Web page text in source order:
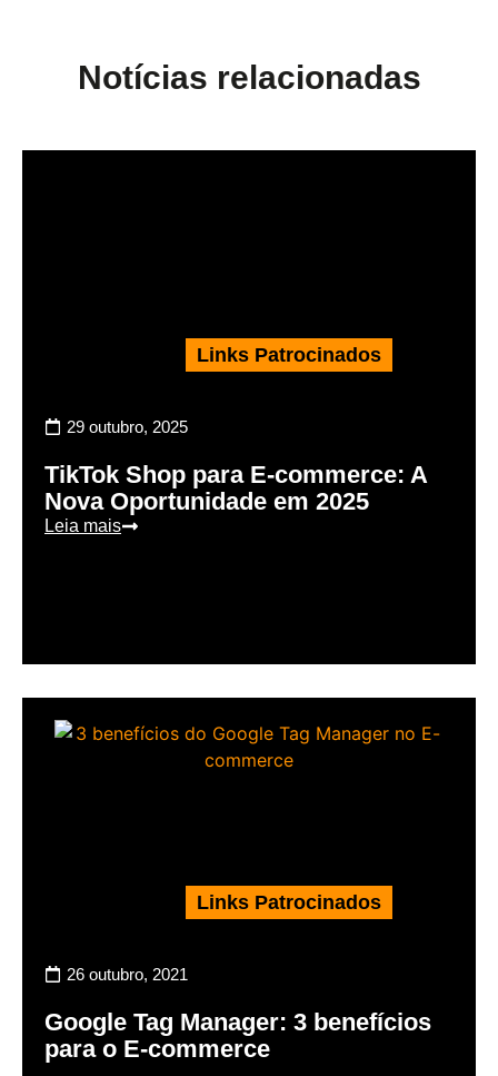
Notícias relacionadas
Links Patrocinados
29 outubro, 2025
TikTok Shop para E-commerce: A
Nova Oportunidade em 2025
Leia mais
Links Patrocinados
26 outubro, 2021
Google Tag Manager: 3 benefícios
para o E-commerce